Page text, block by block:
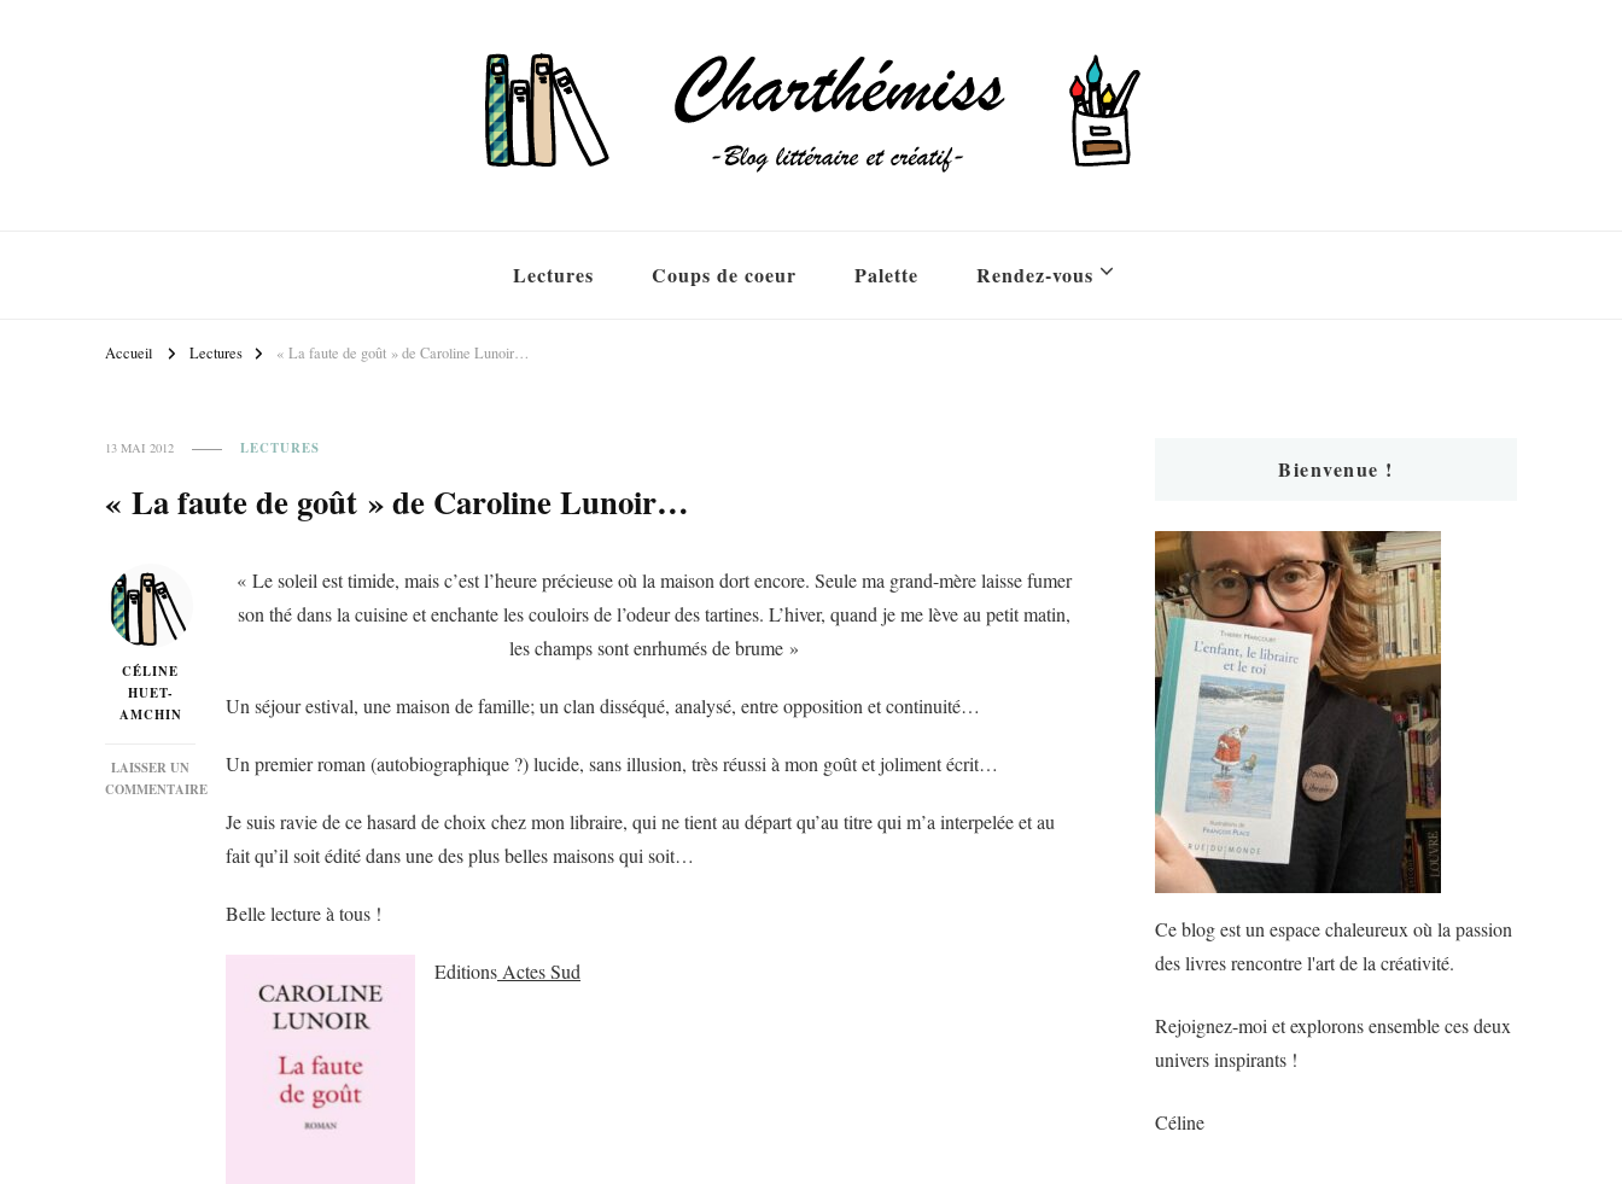
Lectures Coups de coeur Palette Rendez-vous
Accueil Lectures « La faute de goût » de Caroline Lunoir…
13 MAI 2012 LECTURES
« La faute de goût » de Caroline Lunoir…
CÉLINE
HUET-
AMCHIN
LAISSER UN
COMMENTAIRE
« Le soleil est timide, mais c’est l’heure précieuse où la maison dort encore. Seule ma grand-mère laisse fumer
son thé dans la cuisine et enchante les couloirs de l’odeur des tartines. L’hiver, quand je me lève au petit matin,
les champs sont enrhumés de brume »
Un séjour estival, une maison de famille; un clan disséqué, analysé, entre opposition et continuité…
Un premier roman (autobiographique ?) lucide, sans illusion, très réussi à mon goût et joliment écrit…
Je suis ravie de ce hasard de choix chez mon libraire, qui ne tient au départ qu’au titre qui m’a interpelée et au
fait qu’il soit édité dans une des plus belles maisons qui soit…
Belle lecture à tous !
EditionsActes Sud
Bienvenue !
Ce blog est un espace chaleureux où la passion
des livres rencontre l'art de la créativité.
Rejoignez-moi et explorons ensemble ces deux
univers inspirants !
Céline